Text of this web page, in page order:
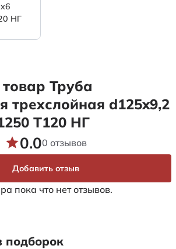
НГ
Труба
трехслойная d125x9,2
Т120 НГ
пока что нет отзывов.
0.00 отзывов
Добавить отзыв
подборок